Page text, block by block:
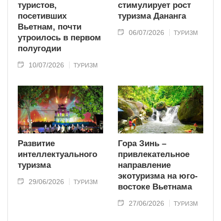
туристов,
посетивших
Вьетнам, почти
утроилось в первом
полугодии
10/07/2026 ТУРИЗМ
стимулирует рост
туризма Дананга
06/07/2026 ТУРИЗМ
Развитие
интеллектуального
туризма
29/06/2026 ТУРИЗМ
Гора Зинь –
привлекательное
направление
экотуризма на юго-
востоке Вьетнама
27/06/2026 ТУРИЗМ